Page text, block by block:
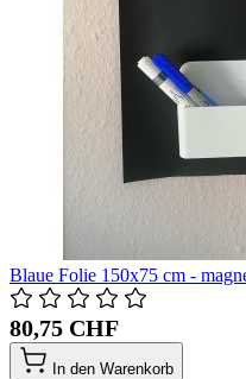
Blaue Folie 150x75 cm -
80,75 CHF
In den Warenkorb